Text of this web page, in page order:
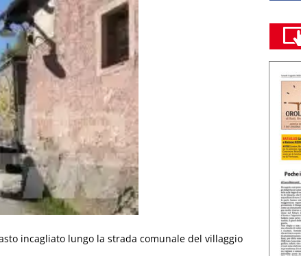
incagliato lungo la strada comunale del villaggio